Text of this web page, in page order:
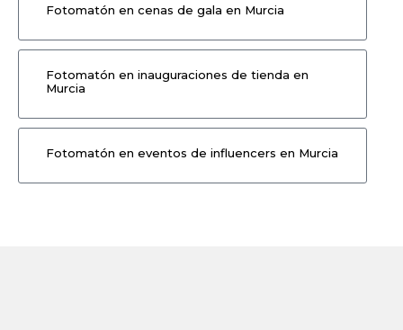
Fotomatón en cenas de gala en Murcia
Fotomatón en inauguraciones de tienda en
Murcia
Fotomatón en eventos de influencers en Murcia